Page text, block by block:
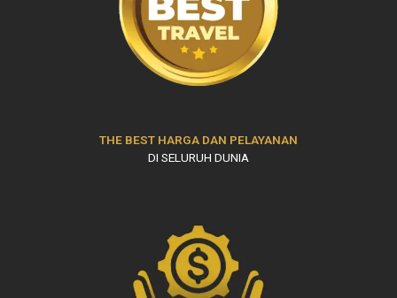
THE BEST HARGA DAN PELAYANAN
DI SELURUH DUNIA